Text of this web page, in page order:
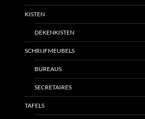
KISTEN
DEKENKISTEN
SCHRIJFMEUBELS
BUREAUS
SECRETAIRES
TAFELS